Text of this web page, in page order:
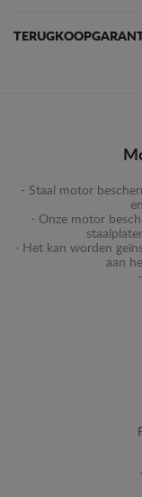
- Staal motor
- Onze motor
- Het kan worden
aan